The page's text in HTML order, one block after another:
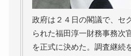
政府は２４日の閣議で、セ
られた福田淳一財務事務次
を正式に決めた。調査継続